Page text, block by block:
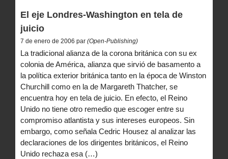
El eje Londres-Washington en tela de
juicio
7 de enero de 2006 par (Open-Publishing)
La tradicional alianza de la corona británica con su ex
colonia de América, alianza que sirvió de basamento a
la política exterior británica tanto en la época de Winston
Churchill como en la de Margareth Thatcher, se
encuentra hoy en tela de juicio. En efecto, el Reino
Unido no tiene otro remedio que escoger entre su
compromiso atlantista y sus intereses europeos. Sin
embargo, como señala Cedric Housez al analizar las
declaraciones de los dirigentes británicos, el Reino
Unido rechaza esa (…)